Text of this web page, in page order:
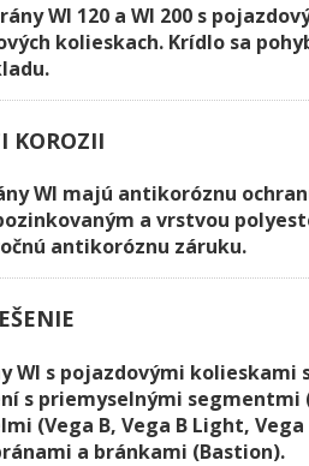
WI 120 a WI 200 s
kolieskach. Krídlo sa
KOROZII
WI majú antikoróznu
a vrstvou
antikoróznu záruku.
WI s pojazdovými
s priemyselnými segmentmi
(Vega B, Vega B Light,
a bránkami (Bastion).